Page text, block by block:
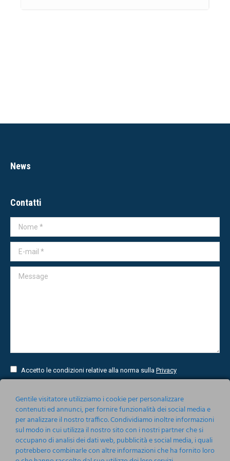
News
Contatti
Nome *
E-mail *
Message
Accetto le condizioni relative alla norma sulla Privacy
Invia
Gentile visitatore utilizziamo i cookie per personalizzare
contenuti ed annunci, per fornire funzionalità dei social media e
per analizzare il nostro traffico. Condividiamo inoltre informazioni
sul modo in cui utilizza il nostro sito con i nostri partner che si
occupano di analisi dei dati web, pubblicità e social media, i quali
potrebbero combinarle con altre informazioni che ha fornito loro